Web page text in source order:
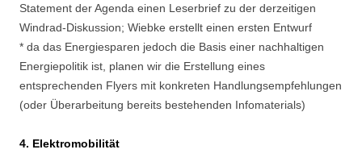
Statement der Agenda einen Leserbrief zu der derzeitigen
Windrad-Diskussion; Wiebke erstellt einen ersten Entwurf
* da das Energiesparen jedoch die Basis einer nachhaltigen
Energiepolitik ist, planen wir die Erstellung eines
entsprechenden Flyers mit konkreten Handlungsempfehlungen
(oder Überarbeitung bereits bestehenden Infomaterials)
4. Elektromobilität